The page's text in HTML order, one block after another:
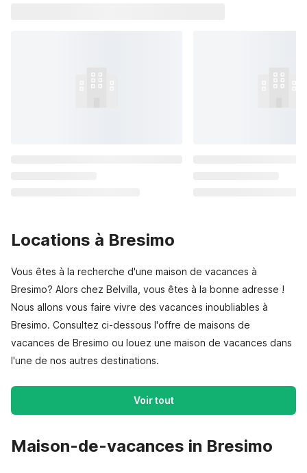
Locations à Bresimo
Vous êtes à la recherche d'une maison de vacances à
Bresimo? Alors chez Belvilla, vous êtes à la bonne adresse !
Nous allons vous faire vivre des vacances inoubliables à
Bresimo. Consultez ci-dessous l'offre de maisons de
vacances de Bresimo ou louez une maison de vacances dans
l'une de nos autres destinations.
Voir tout
Maison-de-vacances in Bresimo